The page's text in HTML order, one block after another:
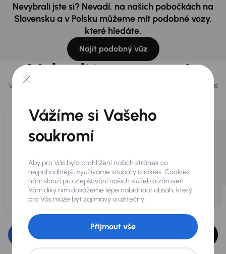
Nevybrali jste si? Nevadí, na našich pobočkách na
Slovensku a v Polsku můžeme mít podobné vozy,
které hledáte.
Najít podobný vůz
Vybrali jsme pro vás
Vybíráme pro vás ty
z naší nabídky. Každý den pro vás
Vážíme si Vašeho
soukromí
Aby pro Vás bylo prohlížení našich stránek co
nejpohodlnější, využíváme soubory cookies. Cookies
nám slouží pro zlepšování našich služeb a zároveň
Vám díky nim dokážeme lépe nabídnout obsah, který
pro Vás může být zajímavý a užitečný.
Přijmout vše